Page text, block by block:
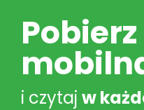
i czytaj w